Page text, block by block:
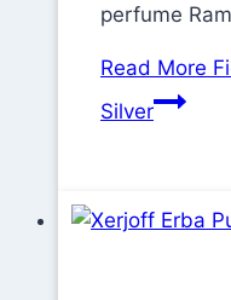
perfume
Read More
Silver